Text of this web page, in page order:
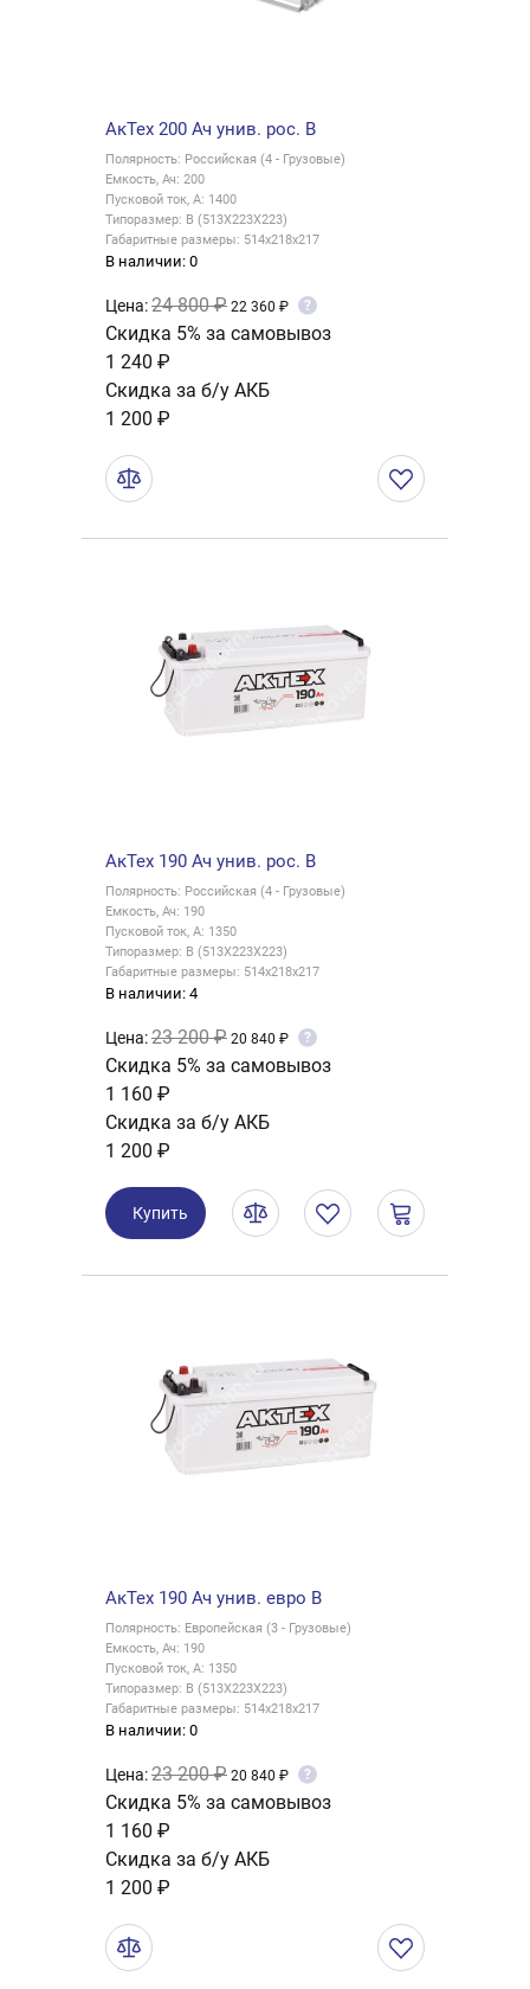
АкТех 200 Ач унив. рос. B
Полярность: Российская (4 - Грузовые)
Емкость, Ач: 200
Пусковой ток, А: 1400
Типоразмер: B (513X223X223)
Габаритные размеры: 514x218x217
В наличии: 0
Цена:24 800 ₽ 22 360 ₽ ?
Скидка 5% за самовывоз
1 240 ₽
Скидка за б/у АКБ
1 200 ₽
АкТех 190 Ач унив. рос. B
Полярность: Российская (4 - Грузовые)
Емкость, Ач: 190
Пусковой ток, А: 1350
Типоразмер: B (513X223X223)
Габаритные размеры: 514x218x217
В наличии: 4
Цена:23 200 ₽ 20 840 ₽ ?
Скидка 5% за самовывоз
1 160 ₽
Скидка за б/у АКБ
1 200 ₽
Купить
АкТех 190 Ач унив. евро B
Полярность: Европейская (3 - Грузовые)
Емкость, Ач: 190
Пусковой ток, А: 1350
Типоразмер: B (513X223X223)
Габаритные размеры: 514x218x217
В наличии: 0
Цена:23 200 ₽ 20 840 ₽ ?
Скидка 5% за самовывоз
1 160 ₽
Скидка за б/у АКБ
1 200 ₽